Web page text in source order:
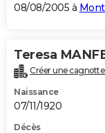
08/08/2005 à
Teresa
Créer une
Naissance
07/11/1920
Décès